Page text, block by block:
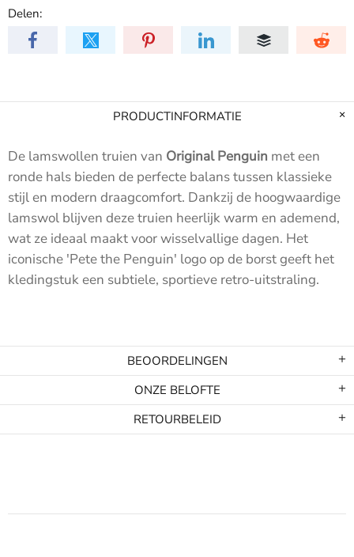
Delen:
PRODUCTINFORMATIE
De lamswollen truien van Original Penguin met een
ronde hals bieden de perfecte balans tussen klassieke
stijl en modern draagcomfort. Dankzij de hoogwaardige
lamswol blijven deze truien heerlijk warm en ademend,
wat ze ideaal maakt voor wisselvallige dagen. Het
iconische 'Pete the Penguin' logo op de borst geeft het
kledingstuk een subtiele, sportieve retro-uitstraling.
BEOORDELINGEN
ONZE BELOFTE
RETOURBELEID